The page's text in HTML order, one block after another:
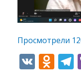
Просмотрели
V O